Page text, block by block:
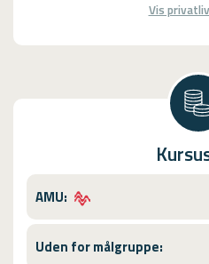
Vis
AMU:
Uden for målgruppe: